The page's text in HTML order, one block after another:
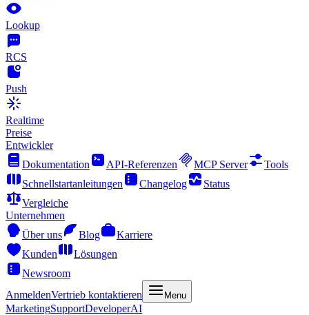
Lookup
RCS
Push
Realtime
Preise
Entwickler
Dokumentation
API-Referenzen MCP Server
Tools
Schnellstartanleitungen
Changelog
Status
Vergleiche
Unternehmen
Über uns
Blog
Karriere
Kunden
Lösungen
Newsroom
AnmeldenVertrieb kontaktieren Menu
MarketingSupportDeveloperAI